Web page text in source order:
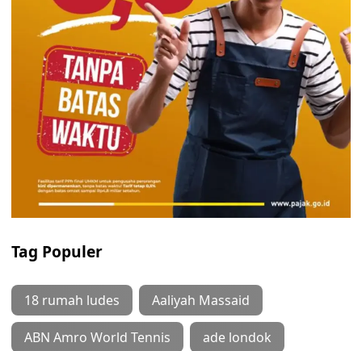
Tag Populer
18 rumah ludes Aaliyah Massaid
ABN Amro World Tennis ade londok